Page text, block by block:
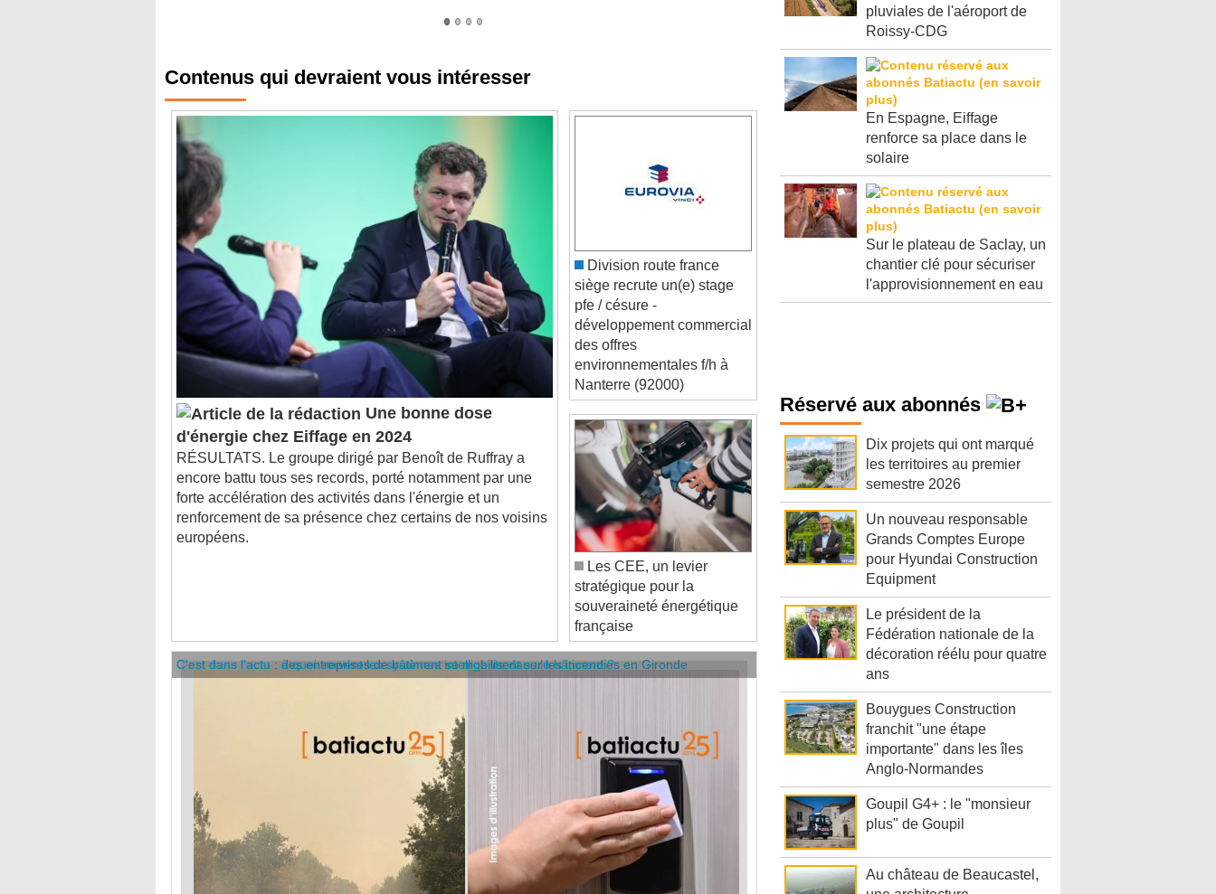
Une bonne dose
d'énergie chez Eiffage en 2024
RÉSULTATS. Le groupe dirigé par Benoît de Ruffray a
encore battu tous ses records, porté notamment par une
forte accélération des activités dans l'énergie et un
renforcement de sa présence chez certains de nos voisins
européens.
siège recrute un(e) stage
pfe / césure -
développement commercial
des offres
environnementales f/h à
Nanterre (92000)
Les CEE, un levier
stratégique pour la
souveraineté énergétique
française
C'est dans l'actu : des entreprises de bâtiment se mobilisent sur les incendies en Gironde
C'est dans l'actu : à quoi servent les systèmes intelligents dans le bâtiment ?
pluviales de l'aéroport de
Roissy-CDG
En Espagne, Eiffage
renforce sa place dans le
solaire
Sur le plateau de Saclay, un
chantier clé pour sécuriser
l'approvisionnement en eau
Réservé aux abonnés
Dix projets qui ont marqué
les territoires au premier
semestre 2026
Un nouveau responsable
Grands Comptes Europe
pour Hyundai Construction
Equipment
Le président de la
Fédération nationale de la
décoration réélu pour quatre
ans
Bouygues Construction
franchit "une étape
importante" dans les îles
Anglo-Normandes
Goupil G4+ : le "monsieur
plus" de Goupil
Au château de Beaucastel,